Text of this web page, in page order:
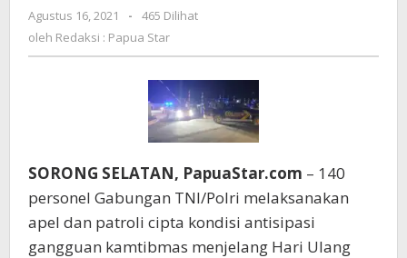
Menjelang
Agustus 16, 2021
oleh
Redaksi
Star
-
465 Dilihat
oleh Redaksi : Papua Star
SORONG SELATAN, PapuaStar.com – 140
personel Gabungan TNI/Polri melaksanakan
apel dan patroli cipta kondisi antisipasi
gangguan kamtibmas menjelang Hari Ulang